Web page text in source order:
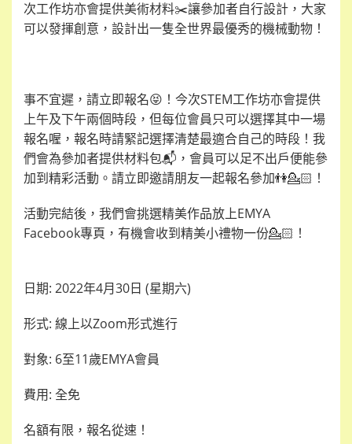
次工作坊亦會提供美術材料✂️讓參加者自行設計，大家
可以發揮創意，設計出一隻全世界最優秀的機械動物！
事不宜遲，請立即報名😝 ！今次STEM工作坊亦會提供
上午及下午兩個時段，但每位會員只可以選擇其中一場
報名喔，報名時請緊記選擇清楚最適合自己的時段！我
們會為參加者提供材料包📬 ，會員可以足不出戶便能參
加到精彩活動。請立即邀請朋友一起報名參加👫💁🏻 ！
活動完結後，我們會挑選精美作品放上EMYA
Facebook專頁，有機會收到精美小禮物一份💁🏻 ！
日期: 2022年4月30日 (星期六)
形式: 線上以Zoom形式進行
對象: 6至11歲EMYA會員
費用: 全免
名額有限，報名從速！